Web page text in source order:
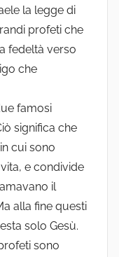
la legge di
profeti che
fedeltà verso
che
famosi
significa che
cui sono
e condivide
il
alla fine questi
solo Gesù.
sono